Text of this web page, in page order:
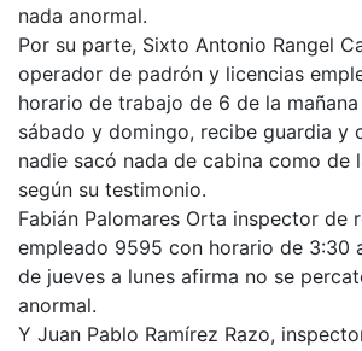
nada anormal.
Por su parte, Sixto Antonio Rangel
operador de padrón y licencias
horario de trabajo de 6 de la
sábado y domingo, recibe guardia y
nadie sacó nada de cabina como de
según su testimonio.
Fabián Palomares Orta inspector de
empleado 9595 con horario de 3:30
de jueves a lunes afirma no se
anormal.
Y Juan Pablo Ramírez Razo,